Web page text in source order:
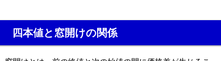
四本値と窓開けの関係